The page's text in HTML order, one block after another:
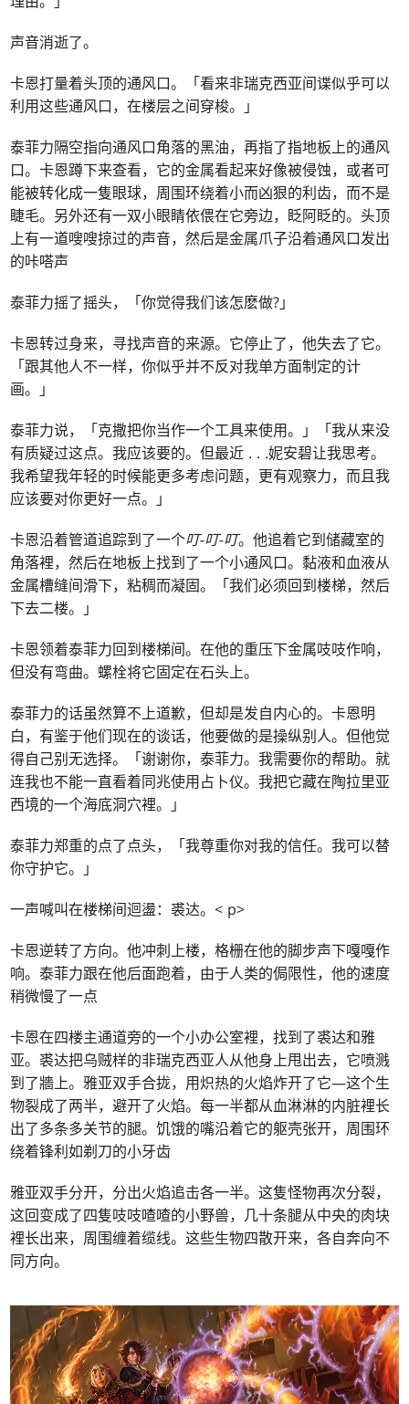
声音消逝了。
卡恩打量着头顶的通风口。「看来非瑞克西亚间谍似乎可以
利用这些通风口，在楼层之间穿梭。」
泰菲力隔空指向通风口角落的黑油，再指了指地板上的通风
口。卡恩蹲下来查看，它的金属看起来好像被侵蚀，或者可
能被转化成一隻眼球，周围环绕着小而凶狠的利齿，而不是
睫毛。另外还有一双小眼睛依偎在它旁边，眨阿眨的。头顶
上有一道嗖嗖掠过的声音，然后是金属爪子沿着通风口发出
的咔嗒声
泰菲力摇了摇头，「你觉得我们该怎麽做?」
卡恩转过身来，寻找声音的来源。它停止了，他失去了它。
「跟其他人不一样，你似乎并不反对我单方面制定的计
画。」
泰菲力说，「克撒把你当作一个工具来使用。」「我从来没
有质疑过这点。我应该要的。但最近 . . .妮安碧让我思考。
我希望我年轻的时候能更多考虑问题，更有观察力，而且我
应该要对你更好一点。」
卡恩沿着管道追踪到了一个叮-叮-叮。他追着它到储藏室的
角落裡，然后在地板上找到了一个小通风口。黏液和血液从
金属槽缝间滑下，粘稠而凝固。「我们必须回到楼梯，然后
下去二楼。」
卡恩领着泰菲力回到楼梯间。在他的重压下金属吱吱作响，
但没有弯曲。螺栓将它固定在石头上。
泰菲力的话虽然算不上道歉，但却是发自内心的。卡恩明
白，有鉴于他们现在的谈话，他要做的是操纵别人。但他觉
得自己别无选择。「谢谢你，泰菲力。我需要你的帮助。就
连我也不能一直看着同兆使用占卜仪。我把它藏在陶拉里亚
西境的一个海底洞穴裡。」
泰菲力郑重的点了点头，「我尊重你对我的信任。我可以替
你守护它。」
一声喊叫在楼梯间迴盪：裘达。< p>
卡恩逆转了方向。他冲刺上楼，格栅在他的脚步声下嘎嘎作
响。泰菲力跟在他后面跑着，由于人类的侷限性，他的速度
稍微慢了一点
卡恩在四楼主通道旁的一个小办公室裡，找到了裘达和雅
亚。裘达把乌贼样的非瑞克西亚人从他身上甩出去，它喷溅
到了牆上。雅亚双手合拢，用炽热的火焰炸开了它—这个生
物裂成了两半，避开了火焰。每一半都从血淋淋的内脏裡长
出了多条多关节的腿。饥饿的嘴沿着它的躯壳张开，周围环
绕着锋利如剃刀的小牙齿
雅亚双手分开，分出火焰追击各一半。这隻怪物再次分裂，
这回变成了四隻吱吱喳喳的小野兽，几十条腿从中央的肉块
裡长出来，周围缠着缆线。这些生物四散开来，各自奔向不
同方向。